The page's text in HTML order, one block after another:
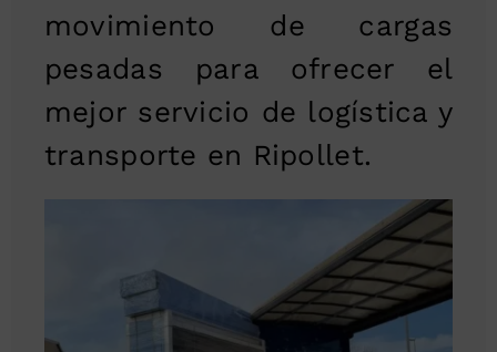
movimiento de cargas
pesadas para ofrecer el
mejor servicio de logística y
transporte en Ripollet.